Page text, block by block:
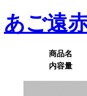
あご遠
商品名
内容量